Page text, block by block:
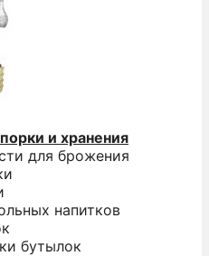
и хранения
для брожения
напитков
бутылок